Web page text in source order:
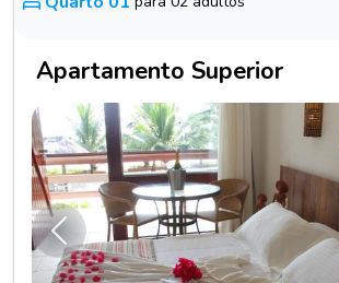
Apartamento Superior
Anterior